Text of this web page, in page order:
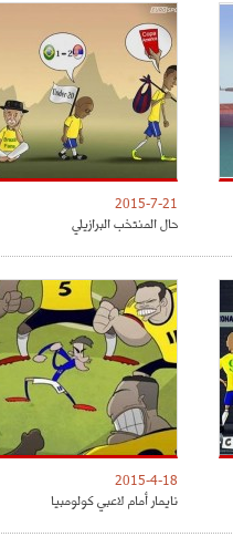
2015-7-21
حال المنتخب البرازيلي
2015-4-18
نايمار أمام لاعبي كولومبيا